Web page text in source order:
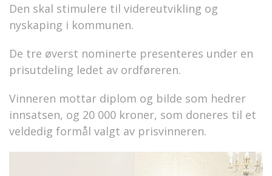
Den skal stimulere til videreutvikling og
nyskaping i kommunen.
De tre øverst nominerte presenteres under en
prisutdeling ledet av ordføreren.
Vinneren mottar diplom og bilde som hedrer
innsatsen, og 20 000 kroner, som doneres til et
veldedig formål valgt av prisvinneren.